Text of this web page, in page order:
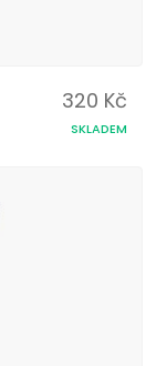
320 Kč
SKLADEM